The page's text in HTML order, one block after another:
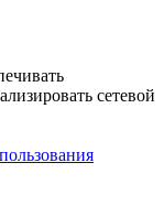
сетевой